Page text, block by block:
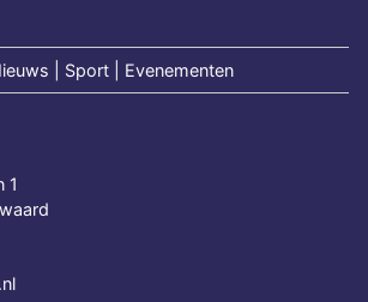
| Sport | Evenementen
1